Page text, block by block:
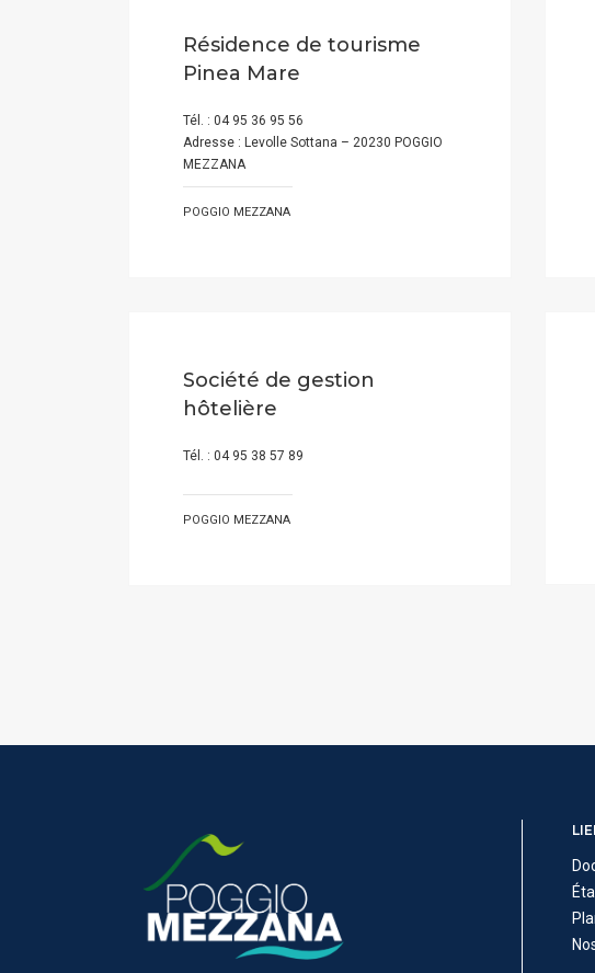
Résidence de tourisme
Pinea Mare
Tél. : 04 95 36 95 56
Adresse : Levolle Sottana – 20230 POGGIO
MEZZANA
POGGIO MEZZANA
Société de gestion
hôtelière
Tél. : 04 95 38 57 89
POGGIO MEZZANA